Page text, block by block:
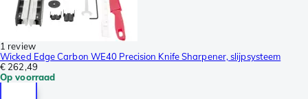
1 review
Wicked Edge Carbon WE40 Precision Knife Sharpener, slijpsysteem
€ 262,49
Op voorraad